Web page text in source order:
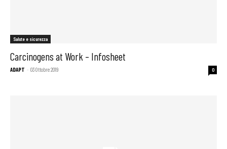
Salute e sicurezza
Carcinogens at Work – Infosheet
ADAPT - 03 Ottobre 2019 0